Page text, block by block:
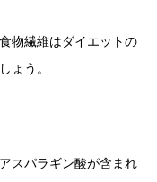
物繊維はダイエットの
ょう。
スパラギン酸が含まれ